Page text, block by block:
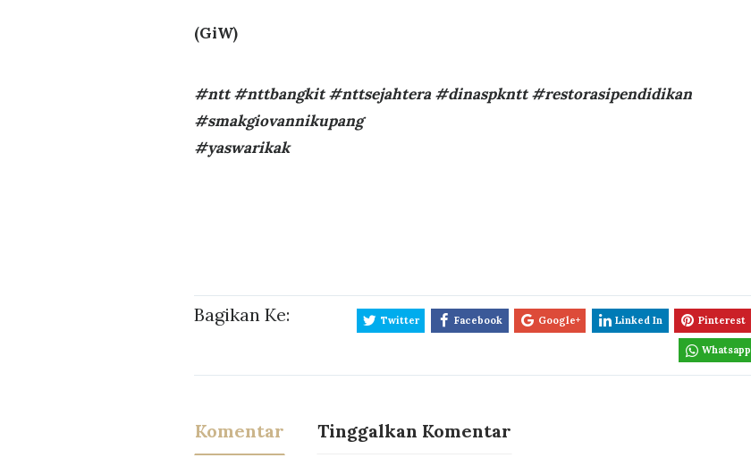
(GiW)
#ntt #nttbangkit #nttsejahtera #dinaspkntt #restorasipendidikan
#smakgiovannikupang
#yaswarikak
Bagikan Ke: Twitter Facebook Google+ Linked In Pinterest
Whatsapp
Komentar Tinggalkan Komentar